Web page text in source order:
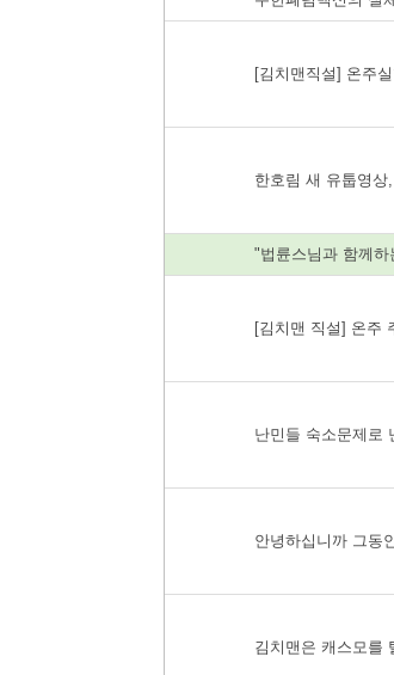
[김치맨직설] 온주
한호림 새 유툽영
"법륜스님과 함께
[김치맨 직설] 온주
난민들 숙소문제로
안녕하십니까 그동
김치맨은 캐스모를